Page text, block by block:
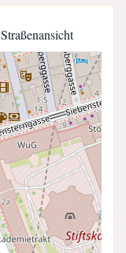
Straßenansicht